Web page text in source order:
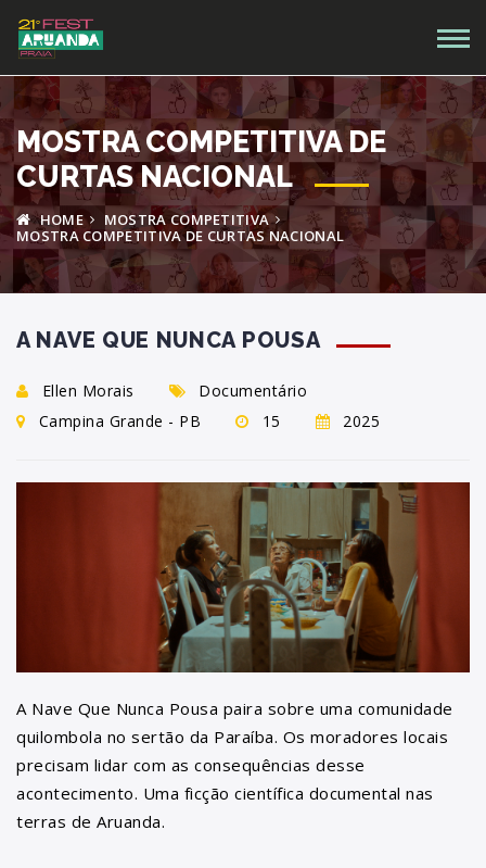
MOSTRA COMPETITIVA DE
CURTAS NACIONAL
HOME
MOSTRA COMPETITIVA
MOSTRA COMPETITIVA DE CURTAS NACIONAL
A NAVE QUE NUNCA POUSA
Ellen Morais
Documentário
Campina Grande - PB
15 2025
A Nave Que Nunca Pousa paira sobre uma comunidade
quilombola no sertão da Paraíba. Os moradores locais
precisam lidar com as consequências desse
acontecimento. Uma ficção científica documental nas
terras de Aruanda.